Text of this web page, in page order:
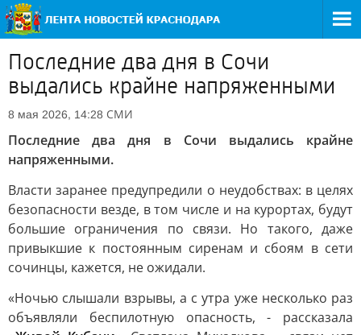
Последние два дня в Сочи
выдались крайне напряженными
8 мая 2026, 14:28 СМИ
Последние два дня в Сочи выдались крайне
напряженными.
Власти заранее предупредили о неудобствах: в целях
безопасности везде, в том числе и на курортах, будут
большие ограничения по связи. Но такого, даже
привыкшие к постоянным сиренам и сбоям в сети
сочинцы, кажется, не ожидали.
«Ночью слышали взрывы, а с утра уже несколько раз
объявляли беспилотную опасность, - рассказала